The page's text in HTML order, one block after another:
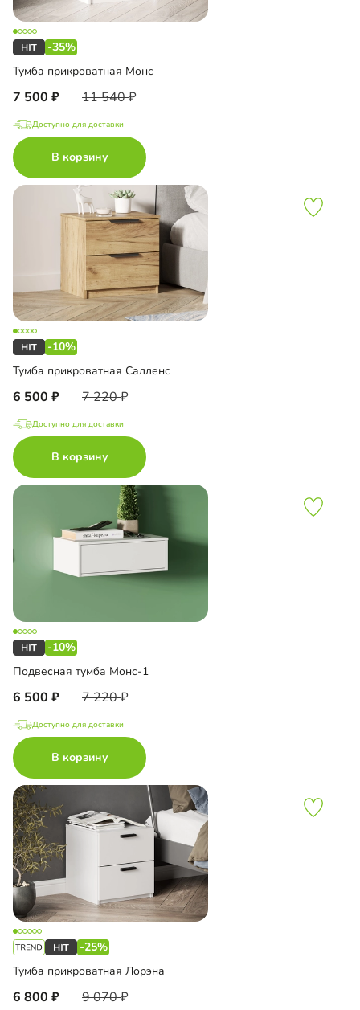
-35%
Тумба прикроватная Монс
7 500 11 540
Доступно для доставки
В корзину
-10%
Тумба прикроватная Салленс
6 500 7 220
Доступно для доставки
В корзину
-10%
Подвесная тумба Монс-1
6 500 7 220
Доступно для доставки
В корзину
-25%
Тумба прикроватная Лорэна
6 800 9 070